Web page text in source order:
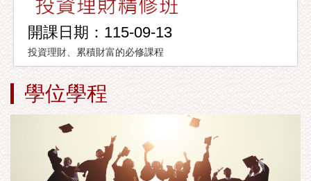
開課日期：115-09-13
投資理財、累積財富的必修課程
學位學程